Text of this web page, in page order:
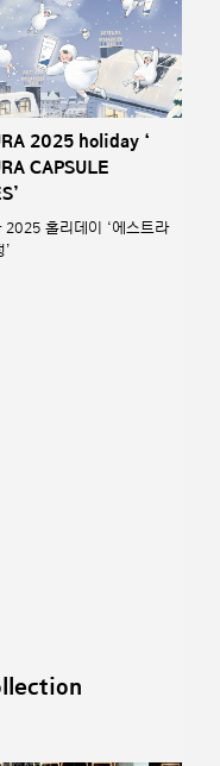
2025 holiday ‘
CAPSULE
2025 홀리데이 ‘에스트라